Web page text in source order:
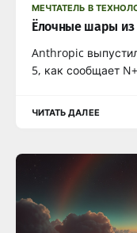
МЕЧТАТЕЛЬ В
Ёлочные шары из
Anthropic
5, как сообщает
ЧИТАТЬ ДАЛЕЕ